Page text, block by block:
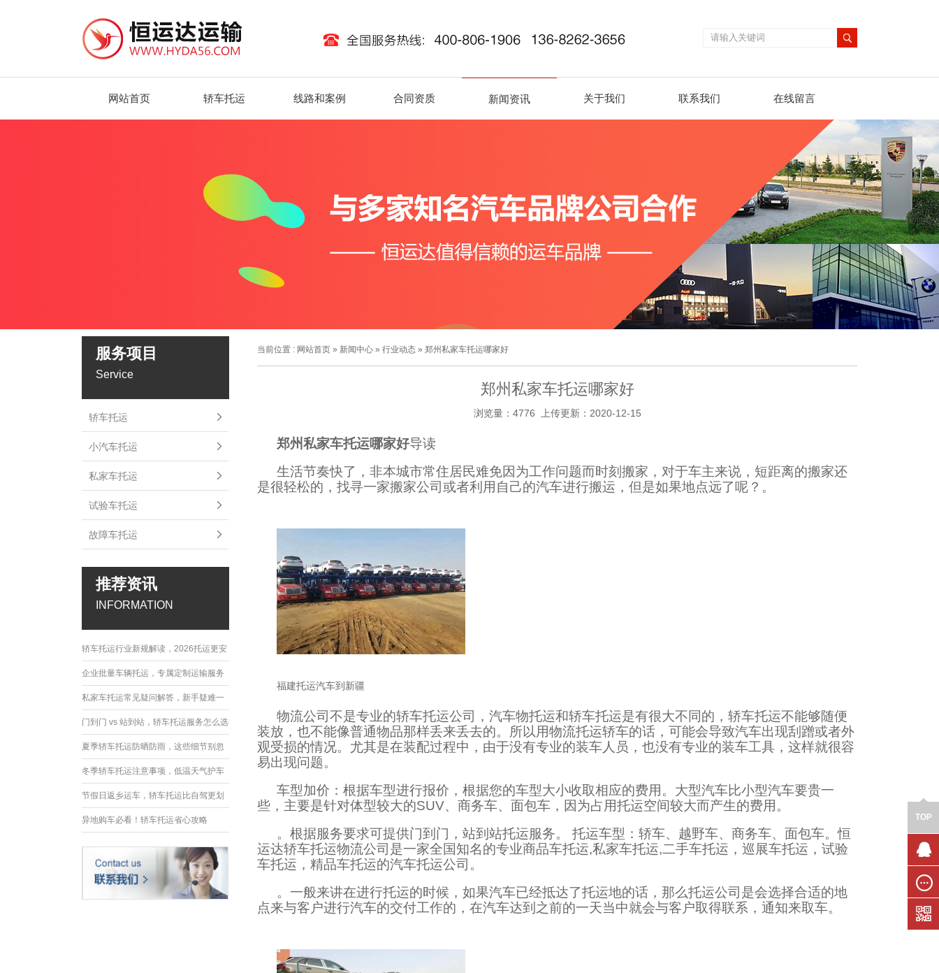
网站首页 轿车托运 线路和案例 合同资质 新闻资讯 关于我们 联系我们 在线留言
服务项目
Service
轿车托运
小汽车托运
私家车托运
试验车托运
故障车托运
推荐资讯
INFORMATION
轿车托运行业新规解读，2026托运更安
全规范
企业批量车辆托运，专属定制运输服务
优势
私家车托运常见疑问解答，新手疑难一
次性解决
门到门 vs 站到站，轿车托运服务怎么选
夏季轿车托运防晒防雨，这些细节别忽
略
冬季轿车托运注意事项，低温天气护车
指南
节假日返乡运车，轿车托运比自驾更划
算
异地购车必看！轿车托运省心攻略
当前位置 : 网站首页 » 新闻中心 » 行业动态 » 郑州私家车托运哪家好
郑州私家车托运哪家好
浏览量：4776 上传更新：2020-12-15
郑州私家车托运哪家好导读
生活节奏快了，非本城市常住居民难免因为工作问题而时刻搬家，对于车主来说，短距离的搬家还
是很轻松的，找寻一家搬家公司或者利用自己的汽车进行搬运，但是如果地点远了呢？。
福建托运汽车到新疆
物流公司不是专业的轿车托运公司，汽车物托运和轿车托运是有很大不同的，轿车托运不能够随便
装放，也不能像普通物品那样丢来丢去的。所以用物流托运轿车的话，可能会导致汽车出现刮蹭或者外
观受损的情况。尤其是在装配过程中，由于没有专业的装车人员，也没有专业的装车工具，这样就很容
易出现问题。
车型加价：根据车型进行报价，根据您的车型大小收取相应的费用。大型汽车比小型汽车要贵一
些，主要是针对体型较大的SUV、商务车、面包车，因为占用托运空间较大而产生的费用。
。根据服务要求可提供门到门，站到站托运服务。 托运车型：轿车、越野车、商务车、面包车。恒
运达轿车托运物流公司是一家全国知名的专业商品车托运,私家车托运,二手车托运，巡展车托运，试验
车托运，精品车托运的汽车托运公司。
。一般来讲在进行托运的时候，如果汽车已经抵达了托运地的话，那么托运公司是会选择合适的地
点来与客户进行汽车的交付工作的，在汽车达到之前的一天当中就会与客户取得联系，通知来取车。
TOP
联系我
在线留